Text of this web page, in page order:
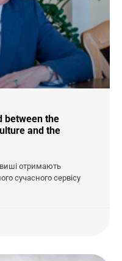
between the
and the
виші отримають
сучасного сервісу